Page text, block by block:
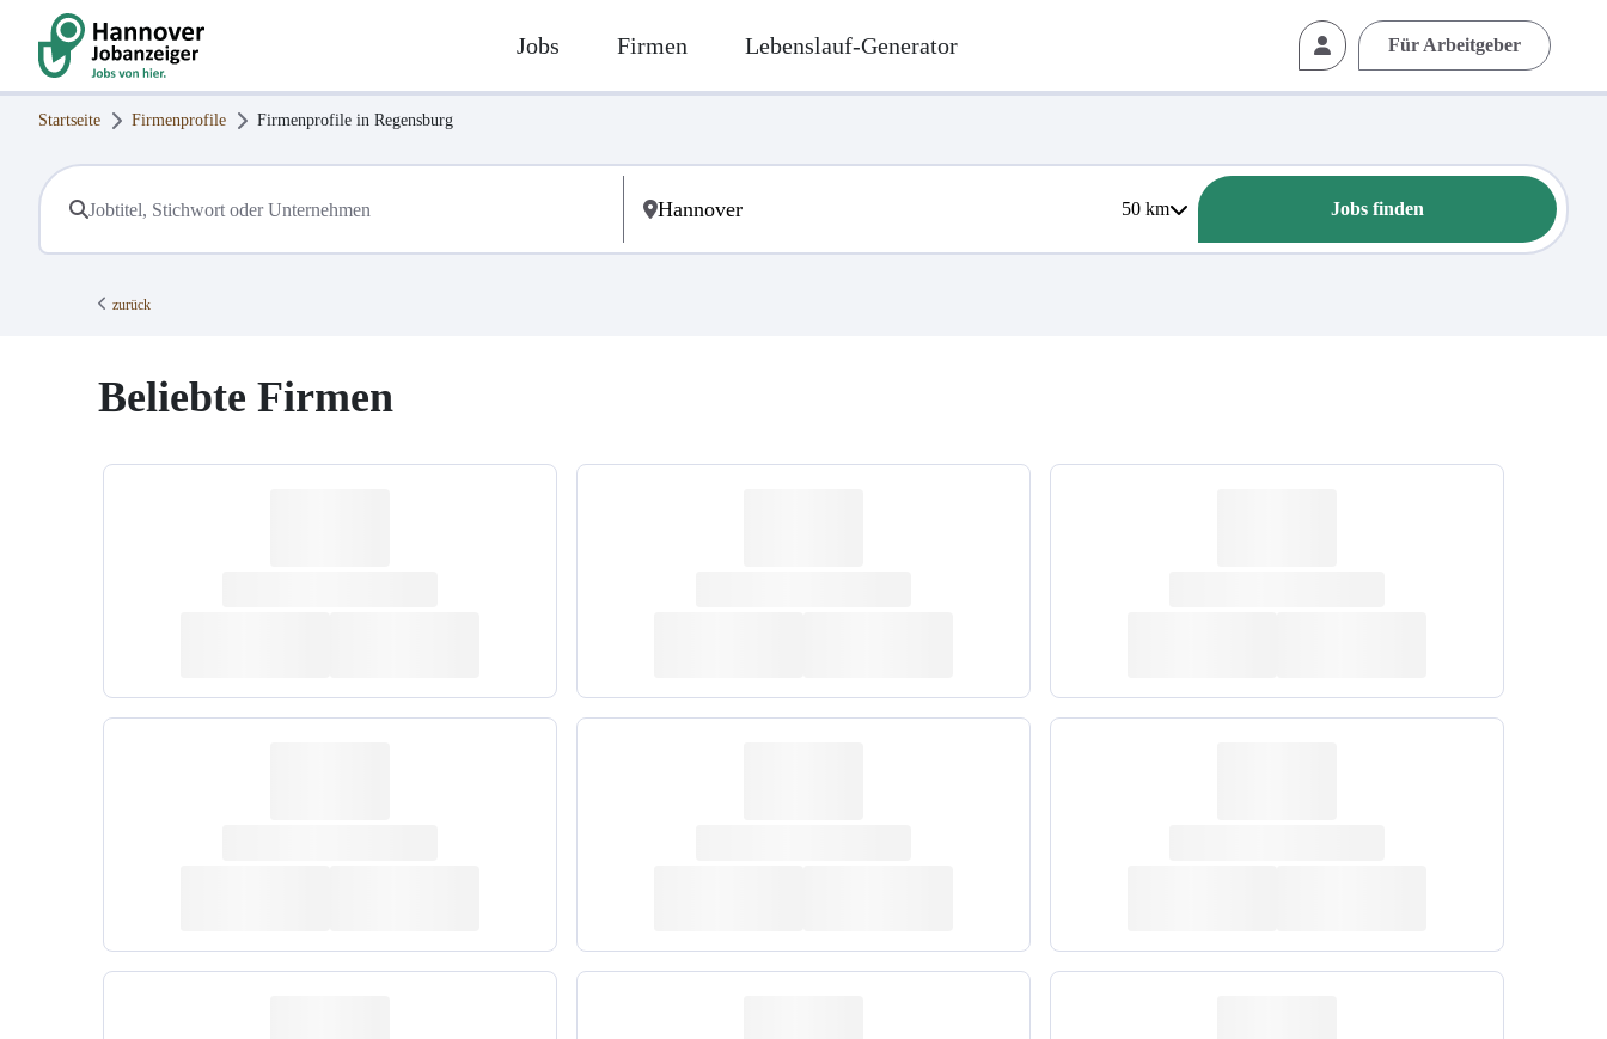
Jobs Firmen Lebenslauf-Generator Für Arbeitgeber
Startseite Firmenprofile Firmenprofile in Regensburg
50km Jobs finden
zurück
Beliebte Firmen